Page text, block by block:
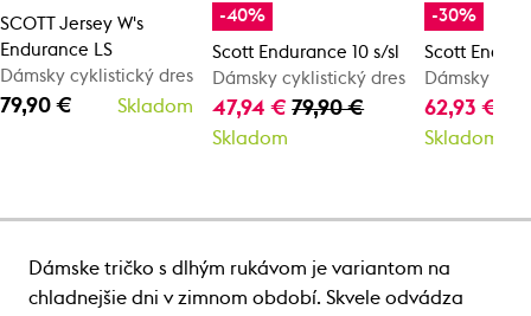
SCOTT Jersey W's
Endurance LS
Dámsky cyklistický dres
79,90 € Skladom
-40%
Scott Endurance 10 s/sl
Dámsky cyklistický dres
47,94 €79,90 €
Skladom
-30%
Scott
Dámsky
62,93 €
Skladom
Dámske tričko s dlhým rukávom je variantom na
chladnejšie dni v zimnom období. Skvele odvádza